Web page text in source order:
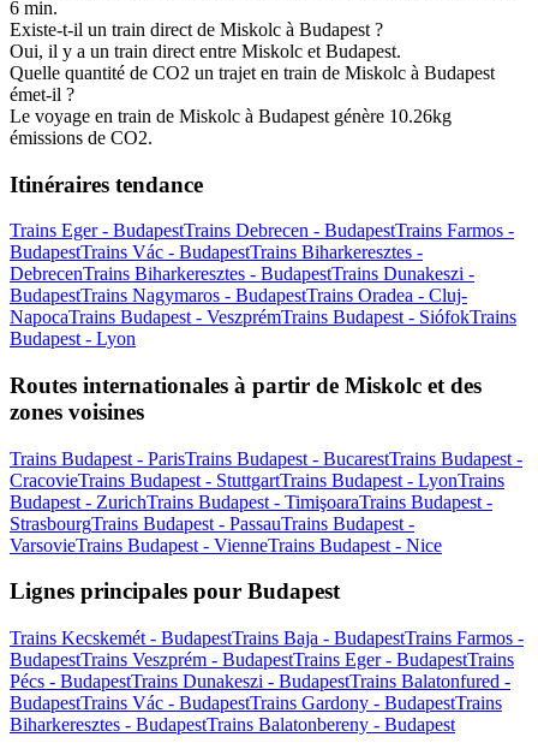
6 min.
Existe-t-il un train direct de Miskolc à Budapest ?
Oui, il y a un train direct entre Miskolc et Budapest.
Quelle quantité de CO2 un trajet en train de Miskolc à Budapest
émet-il ?
Le voyage en train de Miskolc à Budapest génère 10.26kg
émissions de CO2.
Itinéraires tendance
Trains Eger - BudapestTrains Debrecen - BudapestTrains Farmos -
BudapestTrains Vác - BudapestTrains Biharkeresztes -
DebrecenTrains Biharkeresztes - BudapestTrains Dunakeszi -
BudapestTrains Nagymaros - BudapestTrains Oradea - Cluj-
NapocaTrains Budapest - VeszprémTrains Budapest - SiófokTrains
Budapest - Lyon
Routes internationales à partir de Miskolc et des
zones voisines
Trains Budapest - ParisTrains Budapest - BucarestTrains Budapest -
CracovieTrains Budapest - StuttgartTrains Budapest - LyonTrains
Budapest - ZurichTrains Budapest - TimişoaraTrains Budapest -
StrasbourgTrains Budapest - PassauTrains Budapest -
VarsovieTrains Budapest - VienneTrains Budapest - Nice
Lignes principales pour Budapest
Trains Kecskemét - BudapestTrains Baja - BudapestTrains Farmos -
BudapestTrains Veszprém - BudapestTrains Eger - BudapestTrains
Pécs - BudapestTrains Dunakeszi - BudapestTrains Balatonfured -
BudapestTrains Vác - BudapestTrains Gardony - BudapestTrains
Biharkeresztes - BudapestTrains Balatonbereny - Budapest